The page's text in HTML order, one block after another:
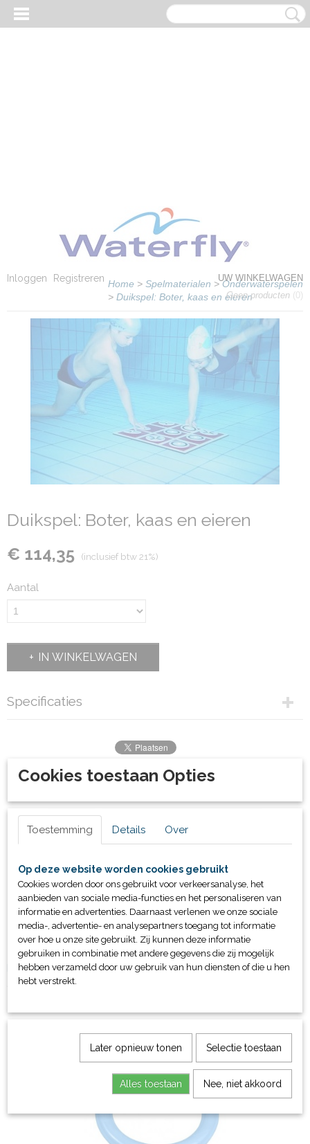
Inloggen Registreren
UW WINKELWAGEN
Geen producten (0)
Home > Spelmaterialen >Onderwaterspelen
> Duikspel: Boter, kaas en eieren
Duikspel: Boter, kaas en eieren
€ 114,35 (inclusief btw 21%)
Aantal
IN WINKELWAGEN
Specificaties
5,00 Kg
Duikring lamellen
€ 7,19
Cookies toestaan Opties
Toestemming Details Over
Op deze website worden cookies gebruikt
Cookies worden door ons gebruikt voor verkeersanalyse, het
aanbieden van sociale media-functies en het personaliseren van
informatie en advertenties. Daarnaast verlenen we onze sociale
media-, advertentie- en analysepartners toegang tot informatie
over hoe u onze site gebruikt. Zij kunnen deze informatie
gebruiken in combinatie met andere gegevens die zij mogelijk
hebben verzameld door uw gebruik van hun diensten of die u hen
hebt verstrekt.
Later opnieuw tonen Selectie toestaan
Alles toestaan Nee, niet akkoord